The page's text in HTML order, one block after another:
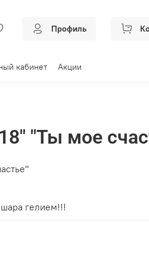
Профиль
кабинет Акции
"Ты мое
гелием!!!